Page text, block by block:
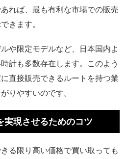
れば、最も有利な市場での販売
きます。
や限定モデルなど、日本国内よ
計も多数存在します。このよう
直接販売できるルートを持つ業
りやすいのです。
実現させるためのコツ
る限り高い価格で買い取っても